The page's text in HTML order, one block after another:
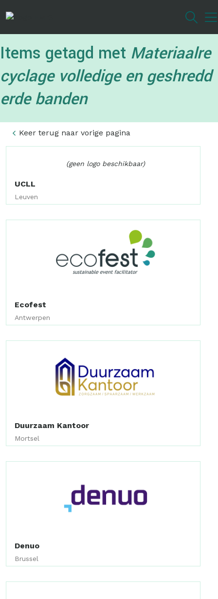
inhoud
Items getagd met Materiaalre
cyclage volledige en geshredd
erde banden
Keer terug naar vorige pagina
(geen logo beschikbaar)
UCLL
Leuven
Ecofest
Antwerpen
Duurzaam Kantoor
Mortsel
Denuo
Brussel